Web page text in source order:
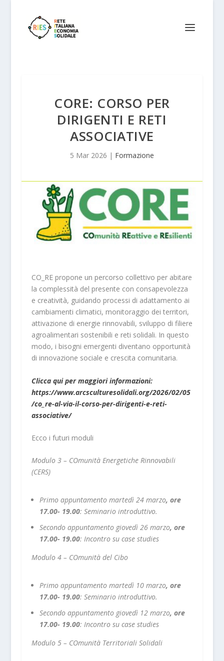
CORE: CORSO PER
DIRIGENTI E RETI
ASSOCIATIVE
5 Mar 2026 | Formazione
CO_RE propone un percorso collettivo per abitare
la complessità del presente con consapevolezza
e creatività, guidando processi di adattamento ai
cambiamenti climatici, monitoraggio dei territori,
attivazione di energie rinnovabili, sviluppo di filiere
agroalimentari sostenibili e reti solidali. In questo
modo, i bisogni emergenti diventano opportunità
di innovazione sociale e crescita comunitaria.
Clicca qui per maggiori informazioni:
https://www.arcsculturesolidali.org/2026/02/05
/co_re-al-via-il-corso-per-dirigenti-e-reti-
associative/
Ecco i futuri moduli
Modulo 3 – COmunità Energetiche Rinnovabili
(CERS)
Primo appuntamento martedì 24 marzo, ore
17.00- 19.00: Seminario introduttivo.
Secondo appuntamento giovedì 26 marzo, ore
17.00- 19.00: Incontro su case studies
Modulo 4 – COmunità del Cibo
Primo appuntamento martedì 10 marzo, ore
17.00- 19.00: Seminario introduttivo.
Secondo appuntamento giovedì 12 marzo, ore
17.00- 19.00: Incontro su case studies
Modulo 5 – COmunità Territoriali Solidali